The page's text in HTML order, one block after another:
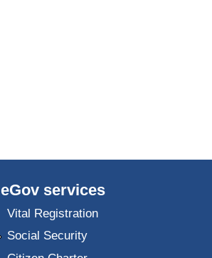
eGov services
Vital Registration
Social Security